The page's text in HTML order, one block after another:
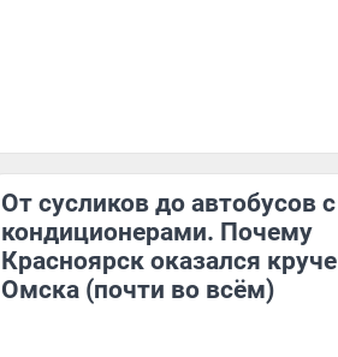
От сусликов до автобусов с
кондиционерами. Почему
Красноярск оказался круче
Омска (почти во всём)